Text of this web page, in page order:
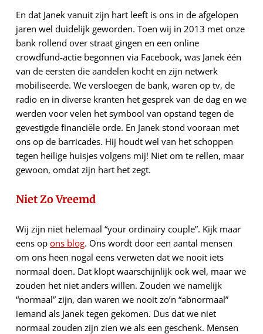
En dat Janek vanuit zijn hart leeft is ons in de afgelopen
jaren wel duidelijk geworden. Toen wij in 2013 met onze
bank rollend over straat gingen en een online
crowdfund-actie begonnen via Facebook, was Janek één
van de eersten die aandelen kocht en zijn netwerk
mobiliseerde. We versloegen de bank, waren op tv, de
radio en in diverse kranten het gesprek van de dag en we
werden voor velen het symbool van opstand tegen de
gevestigde financiële orde. En Janek stond vooraan met
ons op de barricades. Hij houdt wel van het schoppen
tegen heilige huisjes volgens mij! Niet om te rellen, maar
gewoon, omdat zijn hart het zegt.
Niet Zo Vreemd
Wij zijn niet helemaal “your ordinairy couple”. Kijk maar
eens op ons blog. Ons wordt door een aantal mensen
om ons heen nogal eens verweten dat we nooit iets
normaal doen. Dat klopt waarschijnlijk ook wel, maar we
zouden het niet anders willen. Zouden we namelijk
“normaal” zijn, dan waren we nooit zo’n “abnormaal”
iemand als Janek tegen gekomen. Dus dat we niet
normaal zouden zijn zien we als een geschenk. Mensen